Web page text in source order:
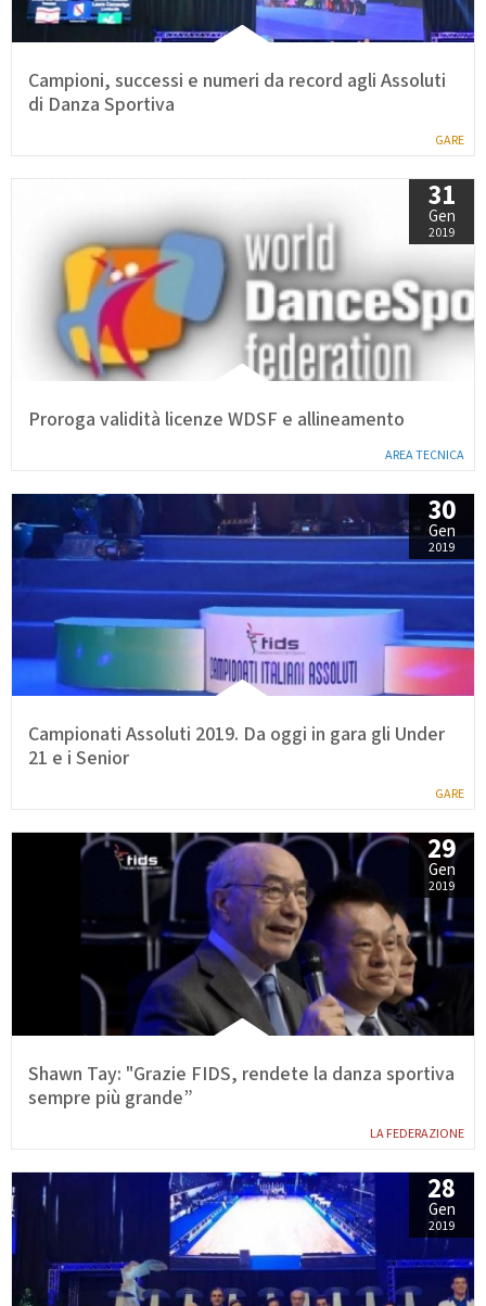
GARE
Campioni, successi e numeri da record agli Assoluti
di Danza Sportiva
AREA TECNICA
31
Gen
2019
Proroga validità licenze WDSF e allineamento
GARE
30
Gen
2019
Campionati Assoluti 2019. Da oggi in gara gli Under
21 e i Senior
LA FEDERAZIONE
29
Gen
2019
Shawn Tay: "Grazie FIDS, rendete la danza sportiva
sempre più grande”
28
Gen
2019